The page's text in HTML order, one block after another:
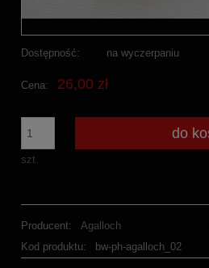
Dostępność: na wyczerpaniu
Cena: 26,00 zł
szt.
do
Producent:
Agalloch
Kod produktu:
bw-ph-agalloch_02